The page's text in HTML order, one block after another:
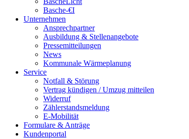
Basche-€I
Unternehmen
Ansprechpartner
Ausbildung & Stellenangebote
Pressemitteilungen
News
Kommunale Wärmeplanung
Service
Notfall & Störung
Vertrag kündigen / Umzug mitteilen
Widerruf
Zählerstandsmeldung
E-Mobilität
Formulare & Anträge
Kundenportal